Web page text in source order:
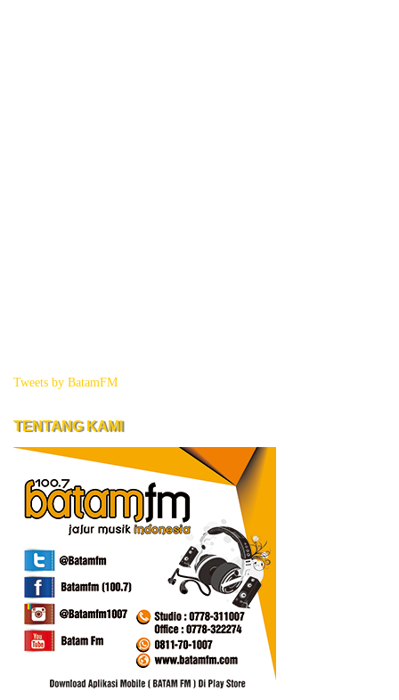
Tweets by BatamFM
TENTANG KAMI